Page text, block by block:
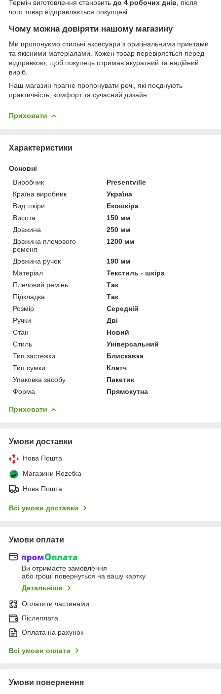
Термін виготовлення становить до 4 робочих днів , після
чого товар відправляється покупцеві.
Чому можна довіряти нашому магазину
Ми пропонуємо стильні аксесуари з оригінальними принтами
та якісними матеріалами. Кожен товар перевіряється перед
відправкою, щоб покупець отримав акуратний та надійний
виріб.
Наш магазин прагне пропонувати речі, які поєднують
практичність, комфорт та сучасний дизайн.
Приховати
Характеристики
Основні
Виробник
Presentville
Країна виробник
Україна
Вид шкіри
Екошкіра
Висота
150 мм
Довжина
250 мм
Довжина плечового
ременя
1200 мм
Довжина ручок
190 мм
Матеріал
Текстиль - шкіра
Плечовий ремінь
Так
Підкладка
Так
Розмір
Середній
Ручки
Дві
Стан
Новий
Стиль
Універсальний
Тип застежки
Блискавка
Тип сумки
Клатч
Упаковка засобу
Пакетик
Форма
Прямокутна
Приховати
Умови доставки
Нова Пошта
Магазини Rozetka
Нова Пошта
Всі умови доставки
Умови оплати
Ви отримаєте замовлення
або гроші повернуться на вашу картку
Детальніше
Оплатити частинами
Післяплата
Оплата на рахунок
Всі умови оплати
Умови повернення